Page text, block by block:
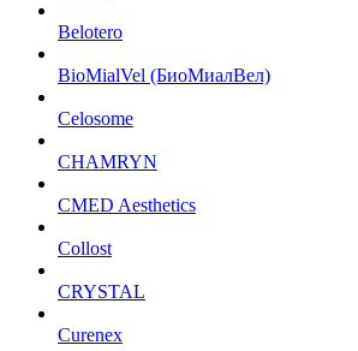
Belotero
BioMialVel (БиоМиалВел)
Celosome
CHAMRYN
CMED Aesthetics
Collost
CRYSTAL
Curenex